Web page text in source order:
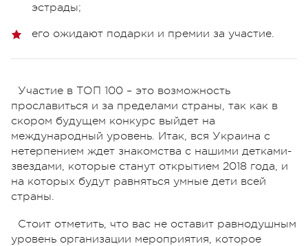
эстрады;
его ожидают подарки и премии за участие.
Участие в ТОП 100 – это возможность
прославиться и за пределами страны, так как в
скором будущем конкурс выйдет на
международный уровень. Итак, вся Украина с
нетерпением ждет знакомства с нашими детками-
звездами, которые станут открытием 2018 года, и
на которых будут равняться умные дети всей
страны.
Стоит отметить, что вас не оставит равнодушным
уровень организации мероприятия, которое